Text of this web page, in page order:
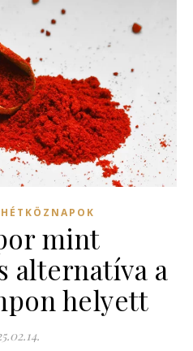
HÉTKÖZNAPOK
mint
alternatíva a
helyett